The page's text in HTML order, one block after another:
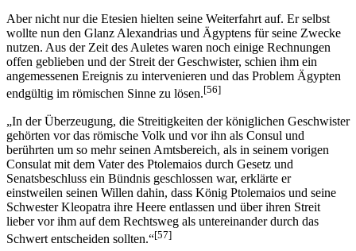
Aber nicht nur die Etesien hielten seine Weiterfahrt auf. Er selbst
wollte nun den Glanz Alexandrias und Ägyptens für seine Zwecke
nutzen. Aus der Zeit des Auletes waren noch einige Rechnungen
offen geblieben und der Streit der Geschwister, schien ihm ein
angemessenen Ereignis zu intervenieren und das Problem Ägypten
endgültig im römischen Sinne zu lösen.[56]
„In der Überzeugung, die Streitigkeiten der königlichen Geschwister
gehörten vor das römische Volk und vor ihn als Consul und
berührten um so mehr seinen Amtsbereich, als in seinem vorigen
Consulat mit dem Vater des Ptolemaios durch Gesetz und
Senatsbeschluss ein Bündnis geschlossen war, erklärte er
einstweilen seinen Willen dahin, dass König Ptolemaios und seine
Schwester Kleopatra ihre Heere entlassen und über ihren Streit
lieber vor ihm auf dem Rechtsweg als untereinander durch das
Schwert entscheiden sollten.“[57]